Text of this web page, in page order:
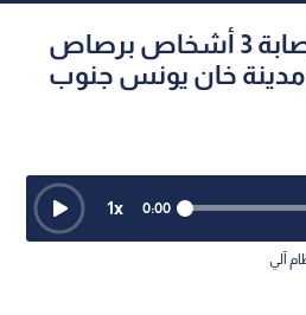
إعلام فلسطيني: إصابة 3 أشخاص برصاص
مدينة خان يونس جنوب
0:00
1x
آلي